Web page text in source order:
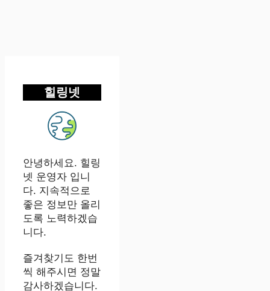
힐링넷
안녕하세요. 힐링
넷 운영자 입니
다. 지속적으로
좋은 정보만 올리
도록 노력하겠습
니다.
즐겨찾기도 한번
씩 해주시면 정말
감사하겠습니다.